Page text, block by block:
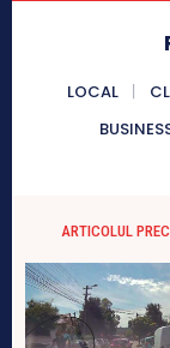
LOCAL
ARTICOLUL